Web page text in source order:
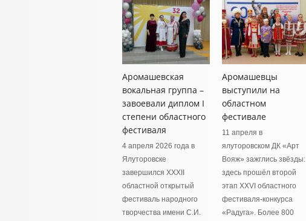
Аромашевская
вокальная группа –
завоевали диплом I
степени областного
фестиваля
4 апреля 2026 года в
Ялуторовске
завершился XXXII
областной открытый
фестиваль народного
творчества имени С.И.
Аромашевцы
выступили на
областном
фестивале
11 апреля в
ялуторовском ДК «Арт
Вояж» зажглись звёзды:
здесь прошёл второй
этап XXVI областного
фестиваля-конкурса
«Радуга». Более 800